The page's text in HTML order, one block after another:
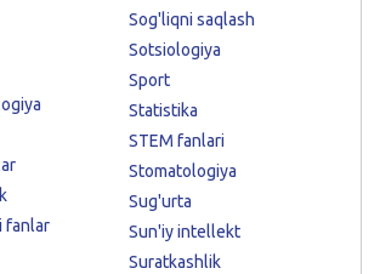
fanlar
Sog'liqni saqlash
Sotsiologiya
Sport
Statistika
STEM fanlari
Stomatologiya
Sug'urta
Sun'iy intellekt
Suratkashlik